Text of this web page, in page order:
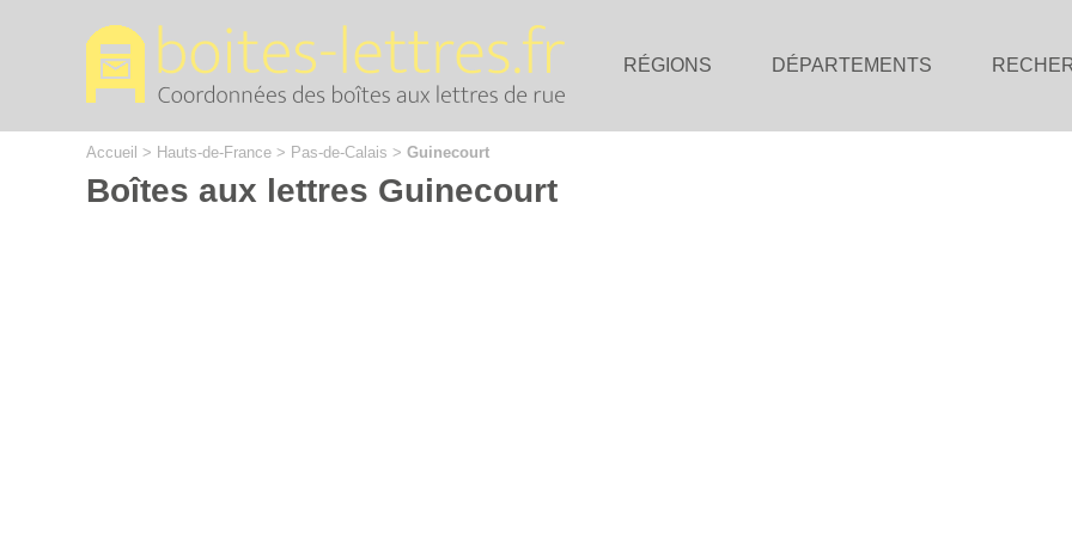
RÉGIONS DÉPARTEMENTS
Accueil > Hauts-de-France > Pas-de-Calais > Guinecourt
Boîtes aux lettres Guinecourt